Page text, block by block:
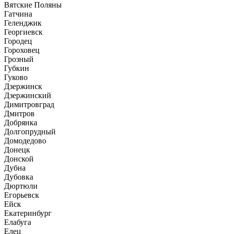
Вятские Поляны
Гатчина
Геленджик
Георгиевск
Городец
Гороховец
Грозный
Губкин
Гуково
Дзержинск
Дзержинский
Димитровград
Дмитров
Добрянка
Долгопрудный
Домодедово
Донецк
Донской
Дубна
Дубовка
Дюртюли
Егорьевск
Ейск
Екатеринбург
Елабуга
Елец